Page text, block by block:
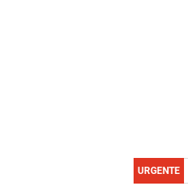
URGENTE